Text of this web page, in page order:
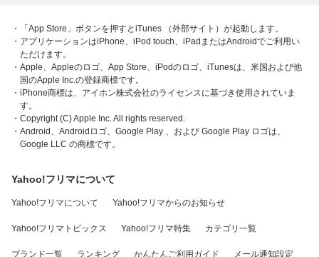
・「App Store」ボタンを押すとiTunes （外部サイト）が起動します。
・アプリケーションはiPhone、iPod touch、iPadまたはAndroidでご利用い
ただけます。
・Apple、Appleのロゴ、App Store、iPodのロゴ、iTunesは、米国および他
国のApple Inc.の登録商標です。
・iPhone商標は、アイホン株式会社のライセンスに基づき使用されていま
す。
・Copyright (C) Apple Inc. All rights reserved.
・Android、Androidロゴ、Google Play 、および Google Play ロゴは、
Google LLC の商標です。
Yahoo!フリマについて
Yahoo!フリマについて Yahoo!フリマからのお知らせ
Yahoo!フリマトピックス Yahoo!フリマ特集 カテゴリ一覧
ブランド一覧 ランキング かんたんご利用ガイド メール通知設定